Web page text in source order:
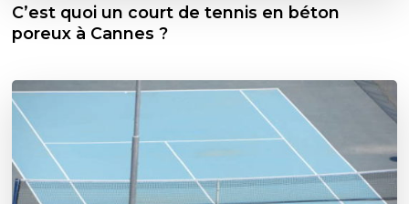
C’est quoi un court de tennis en béton
poreux à Cannes ?